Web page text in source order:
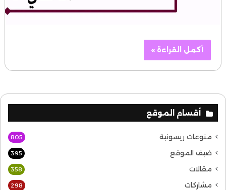
أكمل القراءة »
أقسام الموقع
منوعات ريسونية 805
ضيف الموقع 395
مقالات 358
مشاركات 298